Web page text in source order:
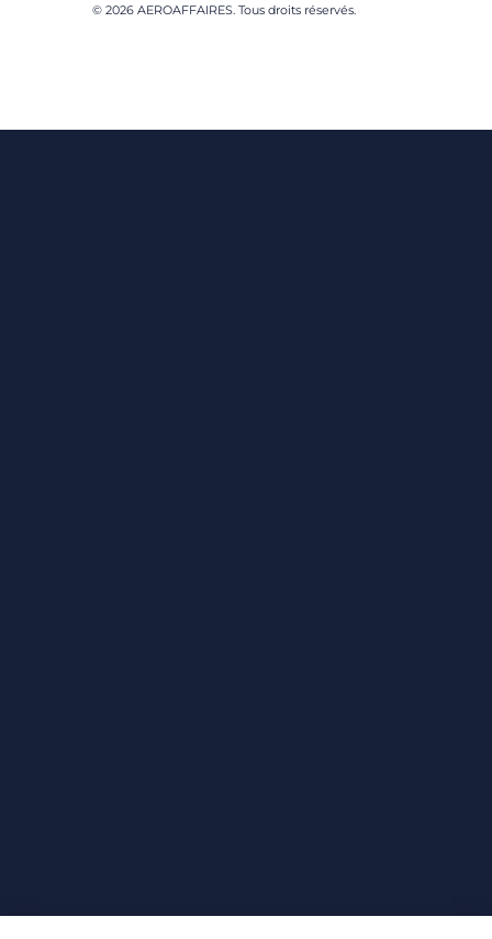
© 2026 AEROAFFAIRES. Tous droits réservés.